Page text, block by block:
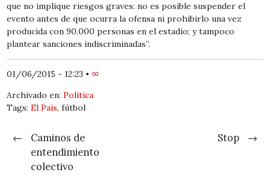
que no implique riesgos graves: no es posible suspender el
evento antes de que ocurra la ofensa ni prohibirlo una vez
producida con 90.000 personas en el estadio; y tampoco
plantear sanciones indiscriminadas”.
01/06/2015 - 12:23 • ∞
Archivado en:Política
Tags:El País, fútbol
Post navigation
←
Caminos de
entendimiento
colectivo
→
Stop